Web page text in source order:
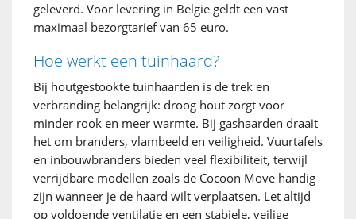
geleverd. Voor levering in België geldt een vast
maximaal bezorgtarief van 65 euro.
Hoe werkt een tuinhaard?
Bij houtgestookte tuinhaarden is de trek en
verbranding belangrijk: droog hout zorgt voor
minder rook en meer warmte. Bij gashaarden draait
het om branders, vlambeeld en veiligheid. Vuurtafels
en inbouwbranders bieden veel flexibiliteit, terwijl
verrijdbare modellen zoals de Cocoon Move handig
zijn wanneer je de haard wilt verplaatsen. Let altijd
op voldoende ventilatie en een stabiele, veilige